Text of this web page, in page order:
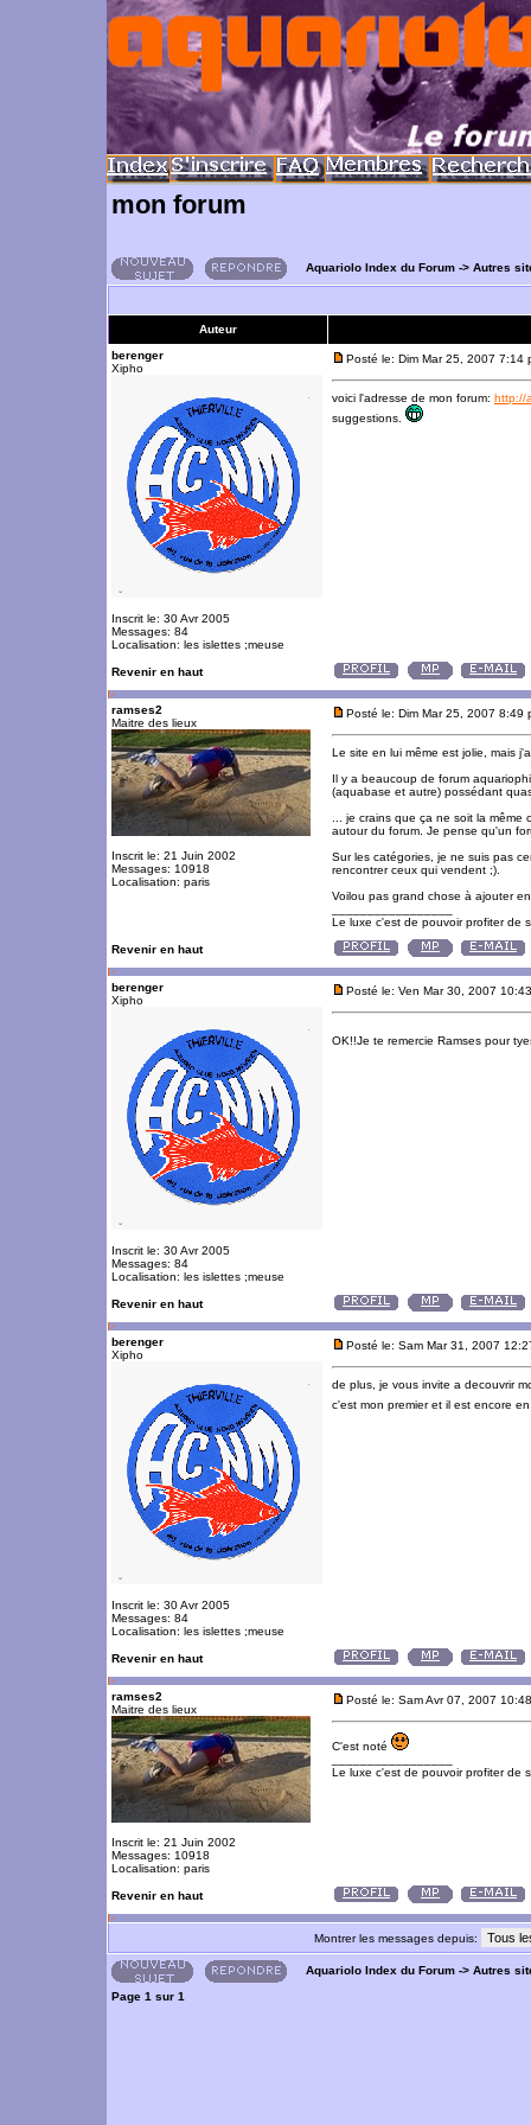
mon forum
Aquariolo Index du Forum -> Autres
Auteur
berenger
Xipho
Inscrit le: 30 Avr 2005
Messages: 84
Localisation: les islettes ;meuse
Posté le: Dim Mar 25, 2007 7:14
voici l'adresse de mon forum: http://
suggestions.
Revenir en haut
ramses2
Maitre des lieux
Inscrit le: 21 Juin 2002
Messages: 10918
Localisation: paris
Posté le: Dim Mar 25, 2007 8:49
Le site en lui même est jolie, mais
Il y a beaucoup de forum
(aquabase et autre) possédant
... je crains que ça ne soit la
autour du forum. Je pense qu'un
Sur les catégories, je ne suis pas
rencontrer ceux qui vendent ;).
Voilou pas grand chose à ajouter
Le luxe c'est de pouvoir profiter de
Revenir en haut
berenger
Xipho
Inscrit le: 30 Avr 2005
Messages: 84
Localisation: les islettes ;meuse
Posté le: Ven Mar 30, 2007
OK!!Je te remercie Ramses pour
Revenir en haut
berenger
Xipho
Inscrit le: 30 Avr 2005
Messages: 84
Localisation: les islettes ;meuse
Posté le: Sam Mar 31, 2007
de plus, je vous invite a decouvrir
c'est mon premier et il est encore
Revenir en haut
ramses2
Maitre des lieux
Inscrit le: 21 Juin 2002
Messages: 10918
Localisation: paris
Posté le: Sam Avr 07, 2007
C'est noté
Le luxe c'est de pouvoir profiter de
Revenir en haut
Montrer les messages depuis:
Aquariolo Index du Forum -> Autres
Page 1 sur 1